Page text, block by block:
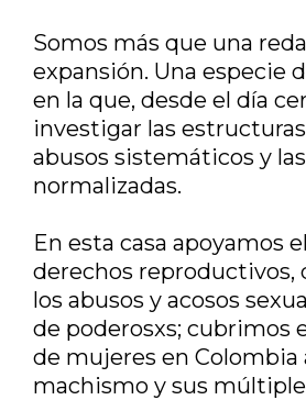
Somos más que una
expansión. Una especie
en la que, desde el día
investigar las
abusos sistemáticos y
normalizadas.
En esta casa apoyamos
derechos reproductivos,
los abusos y acosos
de poderosxs; cubrimos
de mujeres en Colombia
machismo y sus